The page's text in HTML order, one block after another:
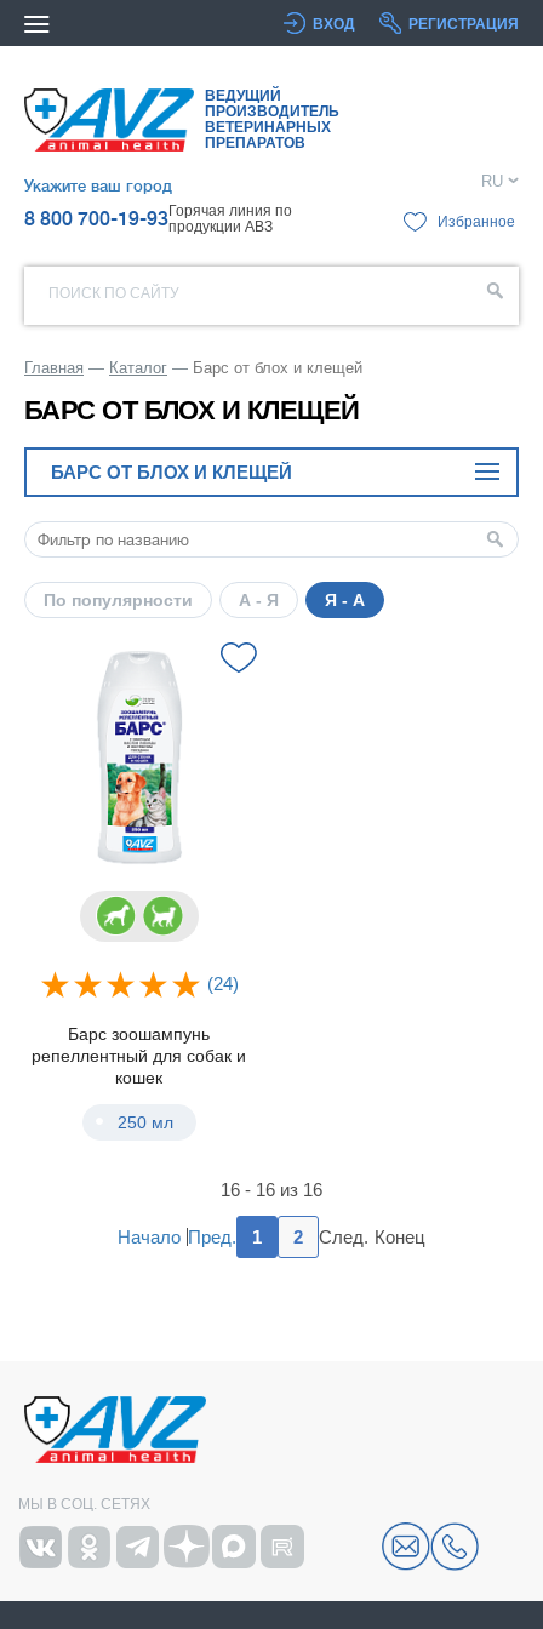
ВХОД РЕГИСТРАЦИЯ
ВЕДУЩИЙ
ПРОИЗВОДИТЕЛЬ
ВЕТЕРИНАРНЫХ
ПРЕПАРАТОВ
Укажите ваш город
8 800 700-19-93Горячая линия по
продукции АВЗ
RU
Избранное
ПОИСК ПО САЙТУ
Главная Каталог Барс от блох и клещей
БАРС ОТ БЛОХ И КЛЕЩЕЙ
БАРС ОТ БЛОХ И КЛЕЩЕЙ
По популярности А - Я Я - А
(24)
Барс зоошампунь
репеллентный для собак и
кошек
250 мл
16 - 16 из 16
Начало Пред. 1 2 След. Конец
МЫ В СОЦ. СЕТЯХ